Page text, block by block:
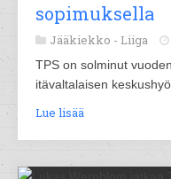
sopimuksella
Jääkiekko - Liiga
TPS on solminut
itävaltalaisen
Lue lisää